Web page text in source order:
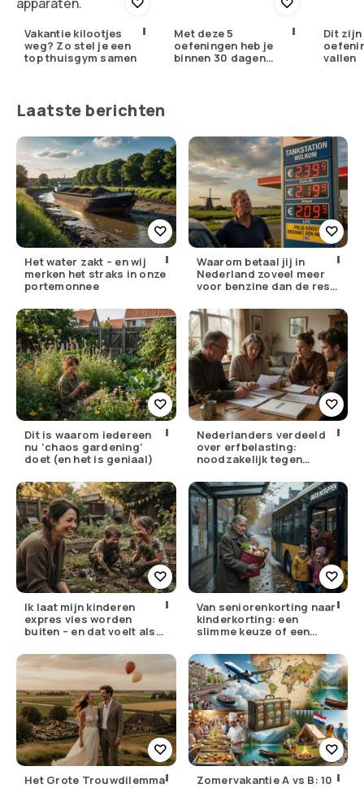
Vakantie kilootjes
weg? Zo stel je een
top thuisgym samen
Met deze 5
oefeningen heb je
binnen 30 dagen
Dit
vallen
Laatste berichten
Het water zakt – en wij
merken het straks in onze
portemonnee
Waarom betaal jij in
Nederland zoveel meer
voor benzine dan de rest
Dit is waarom iedereen
nu ‘chaos gardening’
doet (en het is geniaal)
Nederlanders verdeeld
over erfbelasting:
noodzakelijk tegen
Ik laat mijn kinderen
expres vies worden
buiten – en dat voelt als
Van seniorenkorting naar
kinderkorting: een
slimme keuze of een
Het Grote Trouwdilemma
Zomervakantie A vs B: 10